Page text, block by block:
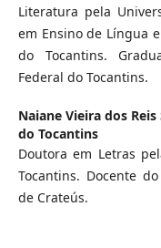
Literatura pela
em Ensino de Língua
do Tocantins.
Federal do Tocantins.
Naiane Vieira dos Reis
do Tocantins
Doutora em Letras
Tocantins. Docente
de Crateús.